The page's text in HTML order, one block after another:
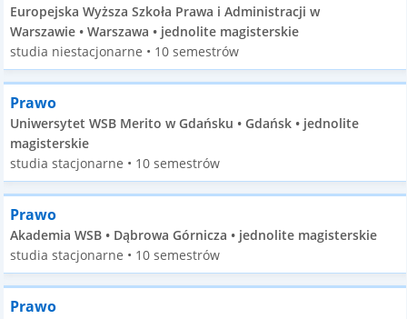
Europejska Wyższa Szkoła Prawa i Administracji w
Warszawie • Warszawa • jednolite magisterskie
studia niestacjonarne • 10 semestrów
Prawo
Uniwersytet WSB Merito w Gdańsku • Gdańsk • jednolite
magisterskie
studia stacjonarne • 10 semestrów
Prawo
Akademia WSB • Dąbrowa Górnicza • jednolite magisterskie
studia stacjonarne • 10 semestrów
Prawo